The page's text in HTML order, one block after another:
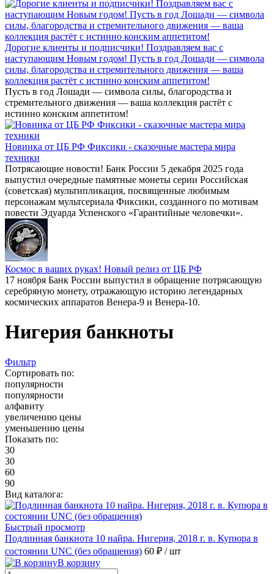
Дорогие клиенты и подписчики! Поздравляем вас с
наступающим Новым годом! Пусть в год Лошади — символа
силы, благородства и стремительного движения — ваша
коллекция растёт с истинно конским аппетитом!
Пусть в год Лошади — символа силы, благородства и
стремительного движения — ваша коллекция растёт с
истинно конским аппетитом!
Новинка от ЦБ РФ Фиксики - сказочные мастера мира
техники
Потрясающие новости! Банк России 5 декабря 2025 года
выпустил очередные памятные монеты серии Российская
(советская) мультипликация, посвященные любимым
персонажам мультсериала Фиксики, созданного по мотивам
повести Эдуарда Успенского «Гарантийные человечки».
Космос в ваших руках! Новый релиз от ЦБ РФ
17 ноября Банк России выпустил в обращение потрясающую
серебряную монету, отражающую историю легендарных
космических аппаратов Венера-9 и Венера-10.
Нигерия банкноты
Фильтр
Сортировать по:
популярности
популярности
алфавиту
увеличению цены
уменьшению цены
Показать по:
30
30
60
90
Вид каталога:
Быстрый просмотр
Подлинная банкнота 10 найра. Нигерия, 2018 г. в. Купюра в
состоянии UNC (без обращения) 60 ₽ / шт
В корзину